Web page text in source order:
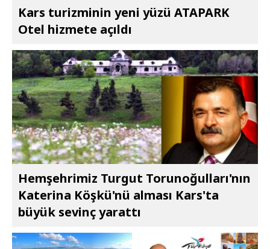
Kars turizminin yeni yüzü ATAPARK
Otel hizmete açıldı
Hemşehrimiz Turgut Torunoğulları'nın
Katerina Köşkü'nü alması Kars'ta
büyük sevinç yarattı